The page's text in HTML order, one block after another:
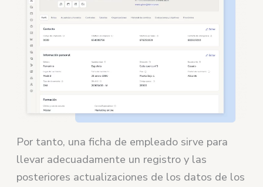
Por tanto, una ficha de empleado sirve para
llevar adecuadamente un registro y las
posteriores actualizaciones de los datos de los